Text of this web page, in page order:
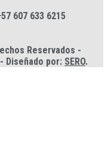
607 633 6215
Reservados -
Diseñado por: SERO.